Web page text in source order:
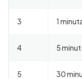
3 1
4 5 minut
5 30